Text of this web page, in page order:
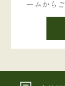
ームから